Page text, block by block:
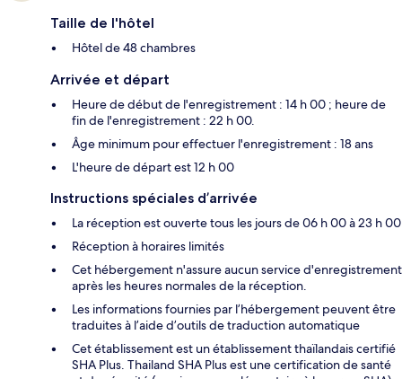
Taille de l'hôtel
Hôtel de 48 chambres
Arrivée et départ
Heure de début de l'enregistrement : 14 h 00 ; heure de
fin de l'enregistrement : 22 h 00.
Âge minimum pour effectuer l'enregistrement : 18 ans
L'heure de départ est 12 h 00
Instructions spéciales d’arrivée
La réception est ouverte tous les jours de 06 h 00 à 23 h 00
Réception à horaires limités
Cet hébergement n'assure aucun service d'enregistrement
après les heures normales de la réception.
Les informations fournies par l’hébergement peuvent être
traduites à l’aide d’outils de traduction automatique
Cet établissement est un établissement thaïlandais certifié
SHA Plus. Thailand SHA Plus est une certification de santé